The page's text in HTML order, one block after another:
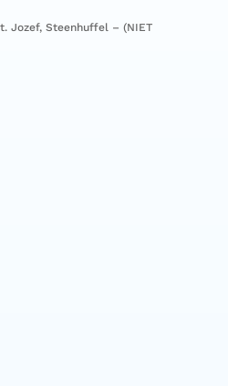
Jozef, Steenhuffel – (NIET